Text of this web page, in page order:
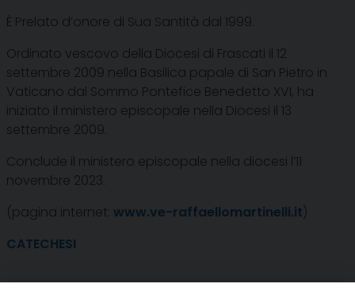
È Prelato d’onore di Sua Santità dal 1999.
Ordinato vescovo della Diocesi di Frascati il 12
settembre 2009 nella Basilica papale di San Pietro in
Vaticano dal Sommo Pontefice Benedetto XVI, ha
iniziato il ministero episcopale nella Diocesi il 13
settembre 2009.
Conclude il ministero episcopale nella diocesi l’11
novembre 2023.
(pagina internet: www.ve-raffaellomartinelli.it)
CATECHESI